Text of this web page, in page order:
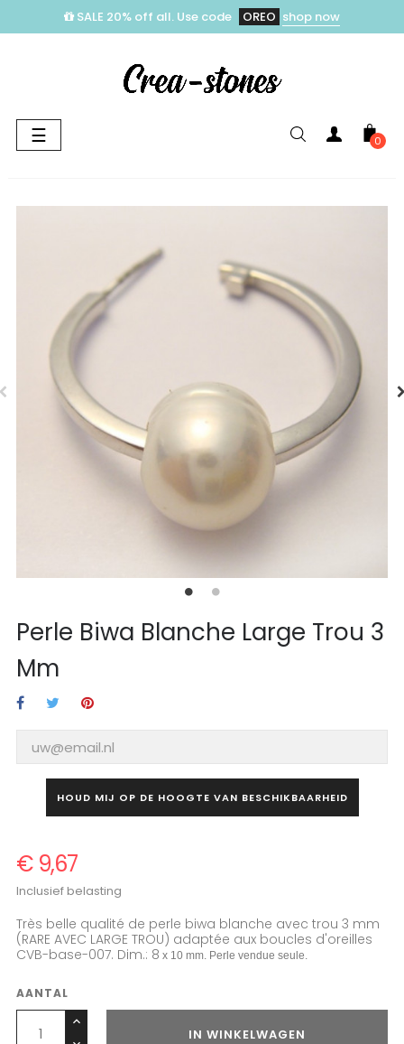
SALE 20% off all. Use code OREO shop now
Toggle
navigation
☰ 0
Perle Biwa Blanche Large Trou 3
Mm
HOUD MIJ OP DE HOOGTE VAN BESCHIKBAARHEID
€ 9,67
Inclusief belasting
Très belle qualité de perle biwa blanche avec trou 3 mm
(RARE AVEC LARGE TROU) adaptée aux boucles d'oreilles
CVB-base-007. Dim.: 8 x 10 mm. Perle vendue seule.
AANTAL
IN WINKELWAGEN